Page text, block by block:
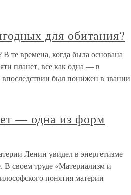
для обитания?
те времена, когда была основана
планет, все как одна — в
был понижен в звании
— одна из форм
Ленин увидел в энергетизме
В своем труде «Материализм и
понятия материи